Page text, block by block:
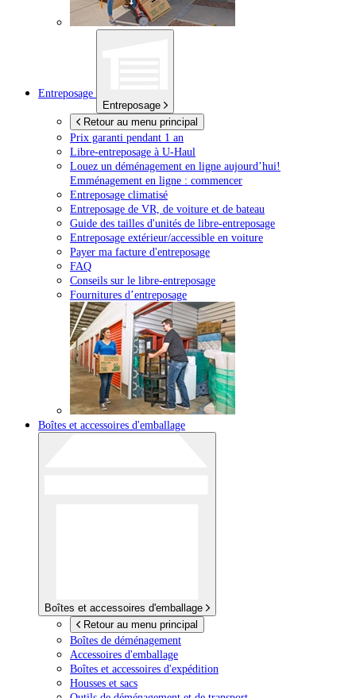
Entreposage
Entreposage
Retour au menu principal
Prix garanti pendant 1 an
Libre-entreposage à U-Haul
Louez un déménagement en ligne aujourd’hui!
Emménagement en ligne : commencer
Entreposage climatisé
Entreposage de VR, de voiture et de bateau
Guide des tailles d'unités de libre-entreposage
Entreposage extérieur/accessible en voiture
Payer ma facture d'entreposage
FAQ
Conseils sur le libre-entreposage
Fournitures d’entreposage
Boîtes et accessoires d'emballage
Boîtes et accessoires d'emballage
Retour au menu principal
Boîtes de déménagement
Accessoires d'emballage
Boîtes et accessoires d'expédition
Housses et sacs